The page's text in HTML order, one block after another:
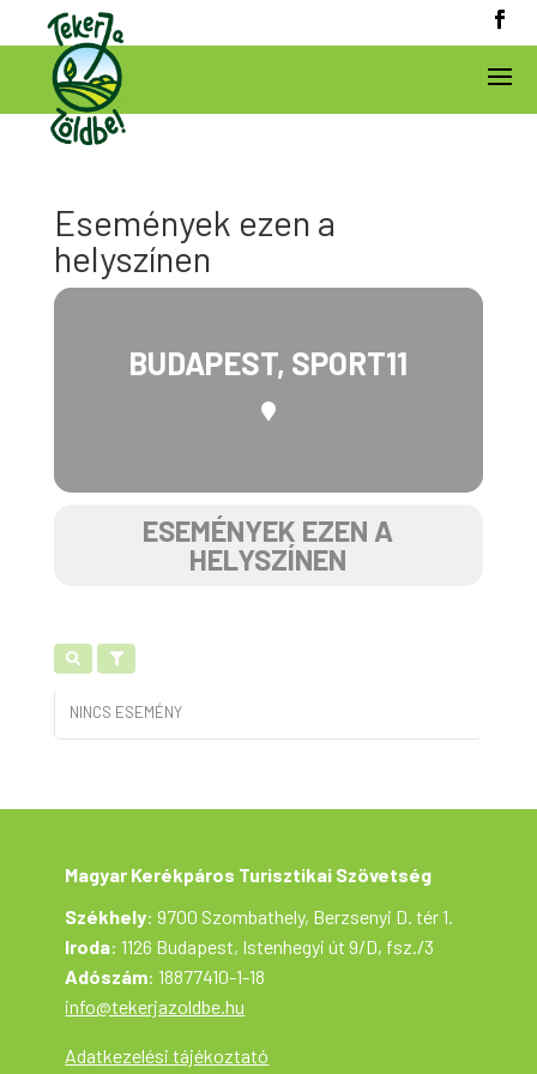
Események ezen a
helyszínen
BUDAPEST, SPORT11
ESEMÉNYEK EZEN A
HELYSZÍNEN
NINCS ESEMÉNY
Magyar Kerékpáros Turisztikai Szövetség
Székhely: 9700 Szombathely, Berzsenyi D. tér 1.
Iroda: 1126 Budapest, Istenhegyi út 9/D, fsz./3
Adószám: 18877410-1-18
info@tekerjazoldbe.hu
Adatkezelési tájékoztató